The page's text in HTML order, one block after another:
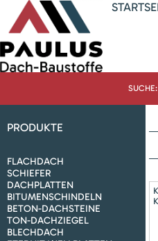
SUCHE:
PRODUKTE
FLACHDACH
SCHIEFER
DACHPLATTEN
BITUMENSCHINDELN
BETON-DACHSTEINE
TON-DACHZIEGEL
BLECHDACH